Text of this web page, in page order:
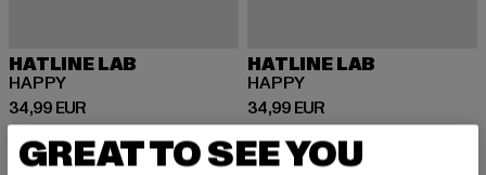
HATLINE LAB
HAPPY
34,99 EUR
Ajankohtainen hinta: 34,99 EUR
HATLINE LAB
HAPPY
34,99 EUR
Ajankohtainen hinta: 34,99 EUR
GREAT TO SEE YOU